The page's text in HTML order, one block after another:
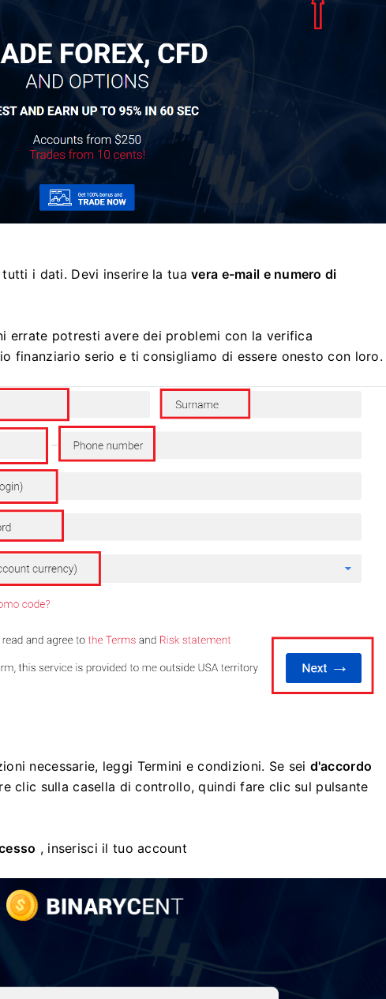
tutti i dati. Devi inserire la tuavera e-mail e numero di
errate potresti avere dei problemi con la verifica
finanziario serio e ti consigliamo di essere onesto con loro.
necessarie, leggi Termini e condizioni. Se sei d'accordo
clic sulla casella di controllo, quindi fare clic sul pulsante
, inserisci il tuo account